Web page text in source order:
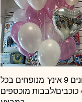
תצוגה מהירה
30 בלונים 9 אינץ' מנופחים בכל
צבע ו4 כוכבים/לבבות מוכספים